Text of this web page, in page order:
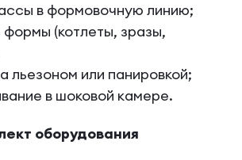
в формовочную линию;
(котлеты, зразы,
льезоном или панировкой;
в шоковой камере.
оборудования